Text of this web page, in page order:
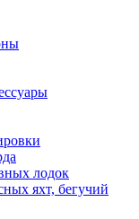
лодок
яхт, бегучий